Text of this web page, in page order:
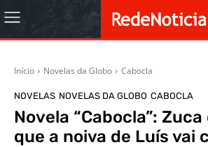
Início Novelas da Globo Cabocla
NOVELAS NOVELAS DA GLOBO CABOCLA
Novela “Cabocla”:
que a noiva de Luís vai